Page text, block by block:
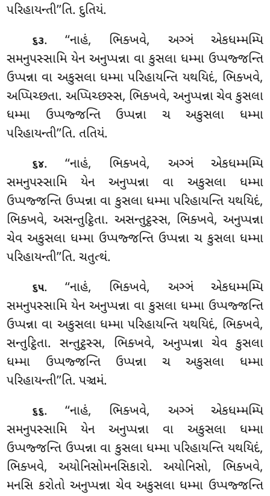
પરિહાયન્તી’’તિ. દુતિયં.
૬૩. ‘‘નાહં, ભિક્ખવે, અઞ્ઞં એકધમ્મમ્પિ
સમનુપસ્સામિ યેન અનુપ્પન્ના વા કુસલા ધમ્મા ઉપ્પજ્જન્તિ
ઉપ્પન્ના વા અકુસલા ધમ્મા પરિહાયન્તિ યથયિદં, ભિક્ખવે,
અપ્પિચ્છતા. અપ્પિચ્છસ્સ, ભિક્ખવે, અનુપ્પન્ના ચેવ કુસલા
ધમ્મા ઉપ્પજ્જન્તિ ઉપ્પન્ના ચ અકુસલા ધમ્મા
પરિહાયન્તી’’તિ. તતિયં.
૬૪. ‘‘નાહં, ભિક્ખવે, અઞ્ઞં એકધમ્મમ્પિ
સમનુપસ્સામિ યેન અનુપ્પન્ના વા અકુસલા ધમ્મા
ઉપ્પજ્જન્તિ ઉપ્પન્ના વા કુસલા ધમ્મા પરિહાયન્તિ યથયિદં,
ભિક્ખવે, અસન્તુટ્ઠિતા. અસન્તુટ્ઠસ્સ, ભિક્ખવે, અનુપ્પન્ના
ચેવ અકુસલા ધમ્મા ઉપ્પજ્જન્તિ ઉપ્પન્ના ચ કુસલા ધમ્મા
પરિહાયન્તી’’તિ. ચતુત્થં.
૬૫. ‘‘નાહં, ભિક્ખવે, અઞ્ઞં એકધમ્મમ્પિ
સમનુપસ્સામિ યેન અનુપ્પન્ના વા કુસલા ધમ્મા ઉપ્પજ્જન્તિ
ઉપ્પન્ના વા અકુસલા ધમ્મા પરિહાયન્તિ યથયિદં, ભિક્ખવે,
સન્તુટ્ઠિતા. સન્તુટ્ઠસ્સ, ભિક્ખવે, અનુપ્પન્ના ચેવ કુસલા
ધમ્મા ઉપ્પજ્જન્તિ ઉપ્પન્ના ચ અકુસલા ધમ્મા
પરિહાયન્તી’’તિ. પઞ્ચમં.
૬૬. ‘‘નાહં, ભિક્ખવે, અઞ્ઞં એકધમ્મમ્પિ
સમનુપસ્સામિ યેન અનુપ્પન્ના વા અકુસલા ધમ્મા
ઉપ્પજ્જન્તિ ઉપ્પન્ના વા કુસલા ધમ્મા પરિહાયન્તિ યથયિદં,
ભિક્ખવે, અયોનિસોમનસિકારો. અયોનિસો, ભિક્ખવે,
મનસિ કરોતો અનુપ્પન્ના ચેવ અકુસલા ધમ્મા ઉપ્પજ્જન્તિ